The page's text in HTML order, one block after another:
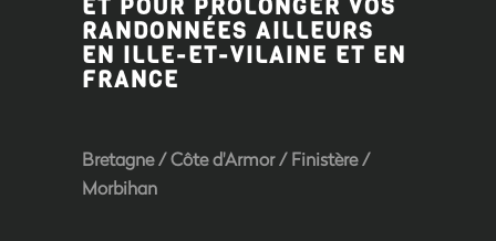
ET POUR PROLONGER VOS
RANDONNÉES AILLEURS
EN ILLE-ET-VILAINE ET EN
FRANCE
Bretagne/Côte d'Armor/Finistère/
Morbihan